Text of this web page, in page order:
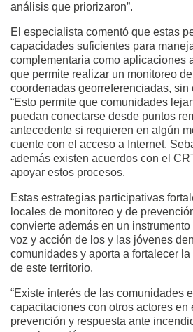
análisis que priorizaron”.
El especialista comentó que estas
capacidades suficientes para
complementaria como aplicaciones
que permite realizar un monitoreo
coordenadas georreferenciadas, sin
“Esto permite que comunidades
puedan conectarse desde puntos
antecedente si requieren en algún
cuente con el acceso a Internet.
además existen acuerdos con el
apoyar estos procesos.
Estas estrategias participativas
locales de monitoreo y de
convierte además en un
voz y acción de los y las jóvenes
comunidades y aporta a fortalecer
de este territorio.
“Existe interés de las comunidades
capacitaciones con otros actores en
prevención y respuesta ante